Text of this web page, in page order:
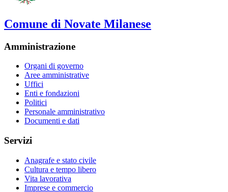
Comune di Novate Milanese
Amministrazione
Organi di governo
Aree amministrative
Uffici
Enti e fondazioni
Politici
Personale amministrativo
Documenti e dati
Servizi
Anagrafe e stato civile
Cultura e tempo libero
Vita lavorativa
Imprese e commercio